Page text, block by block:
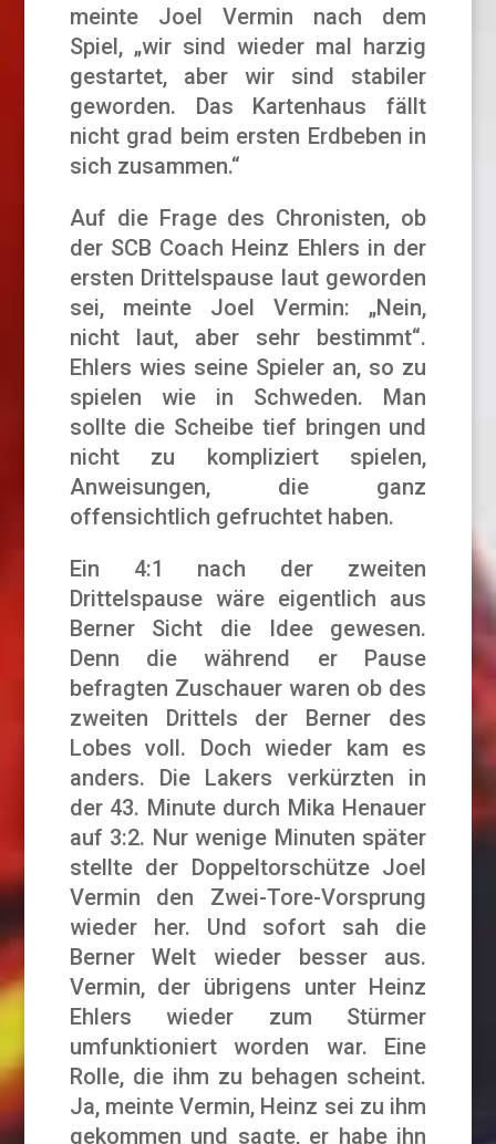
meinte Joel Vermin nach dem
Spiel, „wir sind wieder mal harzig
gestartet, aber wir sind stabiler
geworden. Das Kartenhaus fällt
nicht grad beim ersten Erdbeben in
sich zusammen.“
Auf die Frage des Chronisten, ob
der SCB Coach Heinz Ehlers in der
ersten Drittelspause laut geworden
sei, meinte Joel Vermin: „Nein,
nicht laut, aber sehr bestimmt“.
Ehlers wies seine Spieler an, so zu
spielen wie in Schweden. Man
sollte die Scheibe tief bringen und
nicht zu kompliziert spielen,
Anweisungen, die ganz
offensichtlich gefruchtet haben.
Ein 4:1 nach der zweiten
Drittelspause wäre eigentlich aus
Berner Sicht die Idee gewesen.
Denn die während er Pause
befragten Zuschauer waren ob des
zweiten Drittels der Berner des
Lobes voll. Doch wieder kam es
anders. Die Lakers verkürzten in
der 43. Minute durch Mika Henauer
auf 3:2. Nur wenige Minuten später
stellte der Doppeltorschütze Joel
Vermin den Zwei-Tore-Vorsprung
wieder her. Und sofort sah die
Berner Welt wieder besser aus.
Vermin, der übrigens unter Heinz
Ehlers wieder zum Stürmer
umfunktioniert worden war. Eine
Rolle, die ihm zu behagen scheint.
Ja, meinte Vermin, Heinz sei zu ihm
gekommen und sagte, er habe ihn